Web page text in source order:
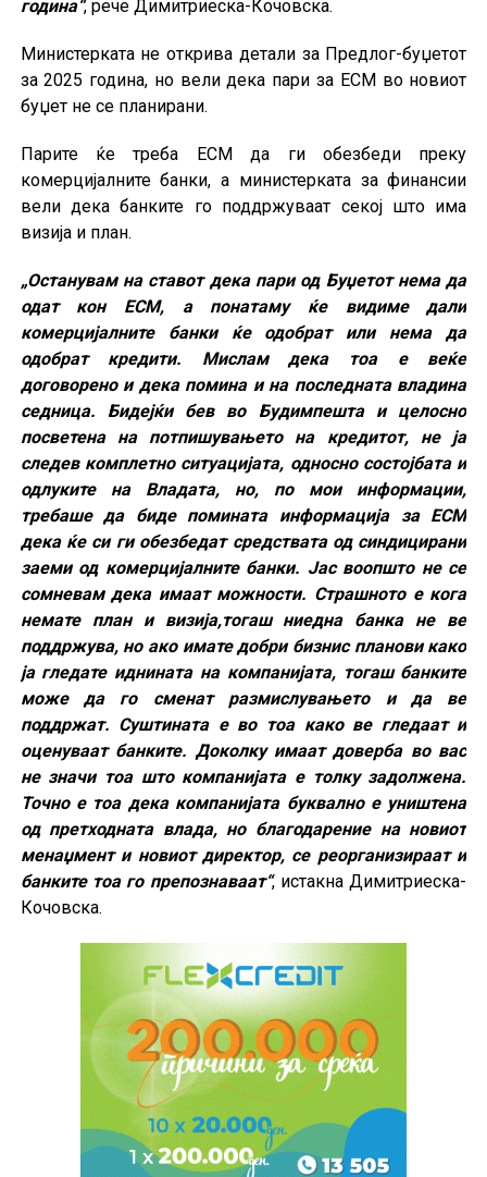
година“, рече Димитриеска-Кочовска.
Министерката не открива детали за Предлог-буџетот
за 2025 година, но вели дека пари за ЕСМ во новиот
буџет не се планирани.
Парите ќе треба ЕСМ да ги обезбеди преку
комерцијалните банки, а министерката за финансии
вели дека банките го поддржуваат секој што има
визија и план.
„Останувам на ставот дека пари од Буџетот нема да
одат кон ЕСМ, а понатаму ќе видиме дали
комерцијалните банки ќе одобрат или нема да
одобрат кредити. Мислам дека тоа е веќе
договорено и дека помина и на последната владина
седница. Бидејќи бев во Будимпешта и целосно
посветена на потпишувањето на кредитот, не ја
следев комплетно ситуацијата, односно состојбата и
одлуките на Владата, но, по мои информации,
требаше да биде помината информација за ЕСМ
дека ќе си ги обезбедат средствата од синдицирани
заеми од комерцијалните банки. Јас воопшто не се
сомневам дека имаат можности. Страшното е кога
немате план и визија,тогаш ниедна банка не ве
поддржува, но ако имате добри бизнис планови како
ја гледате иднината на компанијата, тогаш банките
може да го сменат размислувањето и да ве
поддржат. Суштината е во тоа како ве гледаат и
оценуваат банките. Доколку имаат доверба во вас
не значи тоа што компанијата е толку задолжена.
Точно е тоа дека компанијата буквално е уништена
од претходната влада, но благодарение на новиот
менаџмент и новиот директор, се реорганизираат и
банките тоа го препознаваат“, истакна Димитриеска-
Кочовска.